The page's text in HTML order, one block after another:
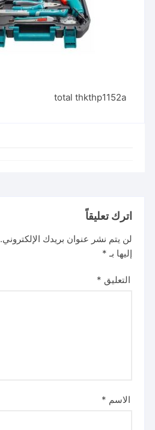
total thkthp1152a
اترك تعليقاً
لن يتم نشر عنوان بريدك الإلكتروني.
إليها بـ *
التعليق *
الاسم *